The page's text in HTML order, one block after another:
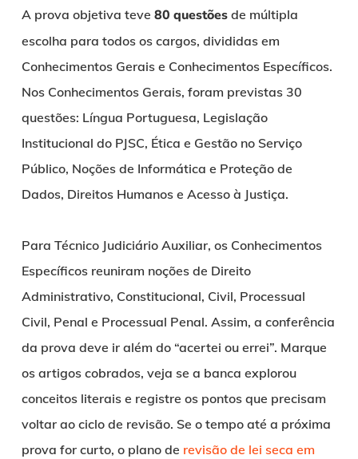
A prova objetiva teve 80 questõesde múltipla
escolha para todos os cargos, divididas em
Conhecimentos Gerais e Conhecimentos Específicos.
Nos Conhecimentos Gerais, foram previstas 30
questões: Língua Portuguesa, Legislação
Institucional do PJSC, Ética e Gestão no Serviço
Público, Noções de Informática e Proteção de
Dados, Direitos Humanos e Acesso à Justiça.
Para Técnico Judiciário Auxiliar, os Conhecimentos
Específicos reuniram noções de Direito
Administrativo, Constitucional, Civil, Processual
Civil, Penal e Processual Penal. Assim, a conferência
da prova deve ir além do “acertei ou errei”. Marque
os artigos cobrados, veja se a banca explorou
conceitos literais e registre os pontos que precisam
voltar ao ciclo de revisão. Se o tempo até a próxima
prova for curto, o plano de revisão de lei seca em